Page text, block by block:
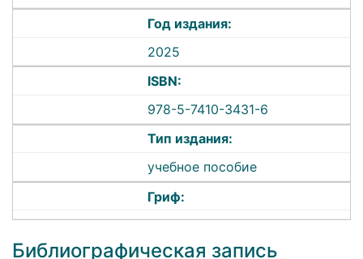
Год издания:
2025
ISBN:
978-5-7410-3431-6
Тип издания:
учебное пособие
Гриф:
Библиографическая запись